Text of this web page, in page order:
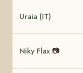
Uraia (IT)
Niky Flax 📷